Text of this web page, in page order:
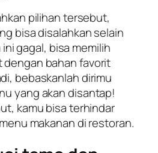
pilihan tersebut,
bisa disalahkan selain
gagal, bisa memilih
dengan bahan favorit
bebaskanlah dirimu
yang akan disantap!
kamu bisa terhindar
makanan di restoran.